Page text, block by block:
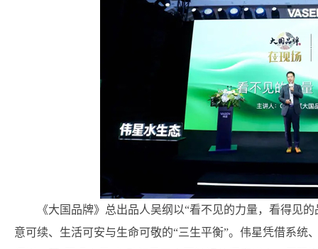
《大国品牌》总出品人吴纲以“看不见的力量，看得见
意可续、生活可安与生命可敬的“三生平衡”。伟星凭借系